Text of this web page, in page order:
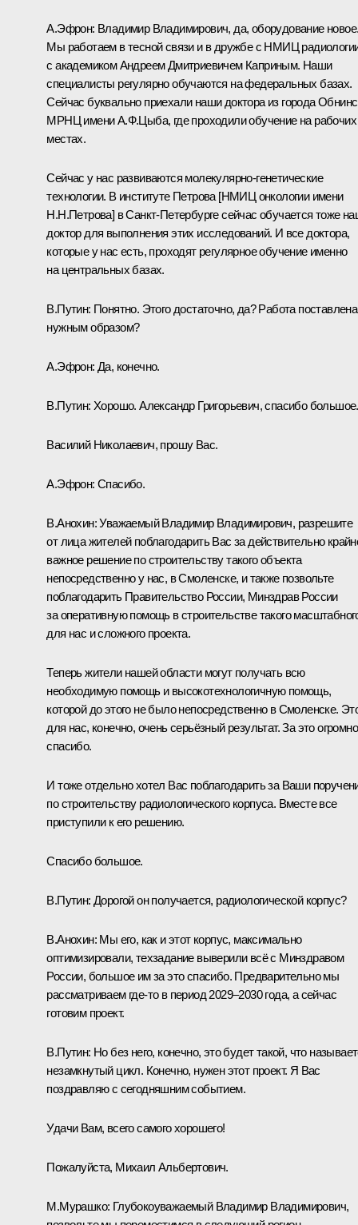
А.Эфрон: Владимир Владимирович, да, оборудование
Мы работаем в тесной связи и в дружбе с НМИЦ
с академиком Андреем Дмитриевичем Каприным. Наши
специалисты регулярно обучаются на федеральных базах.
Сейчас буквально приехали наши доктора из города
МРНЦ имени А.Ф.Цыба, где проходили обучение на рабочих
местах.
Сейчас у нас развиваются молекулярно-генетические
технологии. В институте Петрова [НМИЦ онкологии имени
Н.Н.Петрова] в Санкт-Петербурге сейчас обучается тоже
доктор для выполнения этих исследований. И все доктора,
которые у нас есть, проходят регулярное обучение именно
на центральных базах.
В.Путин: Понятно. Этого достаточно, да? Работа поставлена
нужным образом?
А.Эфрон: Да, конечно.
В.Путин: Хорошо. Александр Григорьевич, спасибо большое.
Василий Николаевич, прошу Вас.
А.Эфрон: Спасибо.
В.Анохин:Уважаемый Владимир Владимирович, разрешите
от лица жителей поблагодарить Вас за действительно
важное решение по строительству такого объекта
непосредственно у нас, в Смоленске, и также позвольте
поблагодарить Правительство России, Минздрав России
за оперативную помощь в строительстве такого
для нас и сложного проекта.
Теперь жители нашей области могут получать всю
необходимую помощь и высокотехнологичную помощь,
которой до этого не было непосредственно в Смоленске.
для нас, конечно, очень серьёзный результат. За это
спасибо.
И тоже отдельно хотел Вас поблагодарить за Ваши
по строительству радиологического корпуса. Вместе все
приступили к его решению.
Спасибо большое.
В.Путин: Дорогой он получается, радиологической корпус?
В.Анохин: Мы его, как и этот корпус, максимально
оптимизировали, техзадание выверили всё с Минздравом
России, большое им за это спасибо. Предварительно мы
рассматриваем где-то в период 2029–2030 года, а сейчас
готовим проект.
В.Путин: Но без него, конечно, это будет такой, что
незамкнутый цикл. Конечно, нужен этот проект. Я Вас
поздравляю с сегодняшним событием.
Удачи Вам, всего самого хорошего!
Пожалуйста, Михаил Альбертович.
М.Мурашко: Глубокоуважаемый Владимир Владимирович,